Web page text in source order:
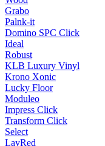
Grabo
Palnk-it
Domino SPC Click
Ideal
Robust
KLB Luxury Vinyl
Krono Xonic
Lucky Floor
Moduleo
Impress Click
Transform Click
Select
LayRed